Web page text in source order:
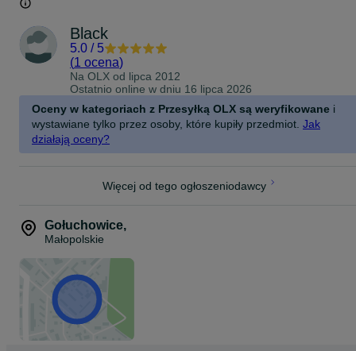
Black
5.0 / 5
(1 ocena)
Na OLX od lipca 2012
Ostatnio online w dniu 16 lipca 2026
Oceny w kategoriach z Przesyłką OLX są weryfikowane i
wystawiane tylko przez osoby, które kupiły przedmiot. Jak
działają oceny?
Więcej od tego ogłoszeniodawcy
Gołuchowice,
Małopolskie